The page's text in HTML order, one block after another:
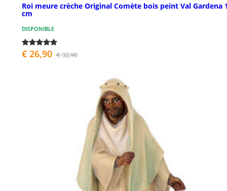
Roi meure crèche Original Comète bois peint Val Gardena
cm
DISPONIBLE
€ 26,90 € 32,90